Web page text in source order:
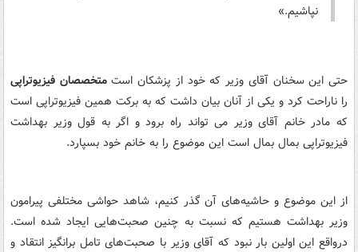
نپاشیم.»
حتی این سخنان آقای وزیر که خود از پزشکان استمتخصصان فیزیوتراپی
را ناراحت کرد و یکی از آنان بیان داشت که به برکت همین فیزیوتراپی است
که مادر خانم آقای وزیر می تواند راه برود و اگر به قول وزیر بهداشت
فیزیوتراپی بمال بمال است این موضوع را به خانم خود بسپارد.
از این موضوع و حاشیه‌های آن گذر کنیم، شاهد حواشی مختلفی پیرامون
وزیر بهداشت هستیم که نسبت به چنین صحبت‌هایی ایجاد شده است.
درواقع این اولین بار نبود که آقای وزیر با صحبت‌های تامل برانگیز انتقاد و